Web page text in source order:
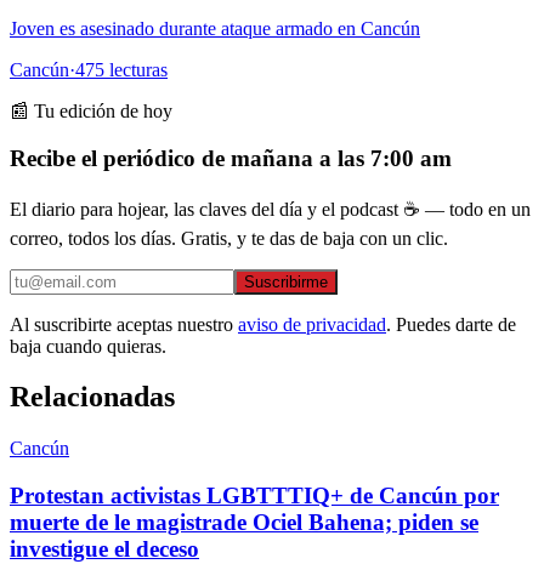
Joven es asesinado durante ataque armado en Cancún
Cancún·475 lecturas
📰 Tu edición de hoy
Recibe el periódico de mañana a las 7:00 am
El diario para hojear, las claves del día y el podcast ☕ — todo en un
correo, todos los días. Gratis, y te das de baja con un clic.
Suscribirme
Al suscribirte aceptas nuestro aviso de privacidad. Puedes darte de
baja cuando quieras.
Relacionadas
Cancún
Protestan activistas LGBTTTIQ+ de Cancún por
muerte de le magistrade Ociel Bahena; piden se
investigue el deceso